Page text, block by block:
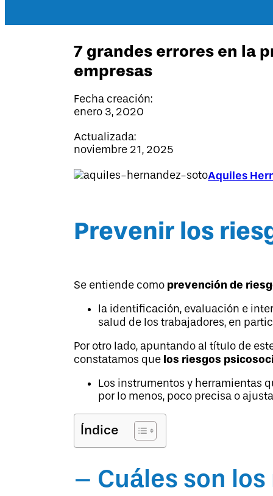
7 grandes errores en la
empresas
Fecha creación:
enero 3, 2020
Actualizada:
noviembre 21, 2025
Aquiles
Prevenir los
Se entiende como prevención de
la identificación, evaluación e
salud de los trabajadores, en
Por otro lado, apuntando al título de
constatamos que los riesgos
Los instrumentos y herramientas
por lo menos, poco precisa o
Índice
– Cuáles son